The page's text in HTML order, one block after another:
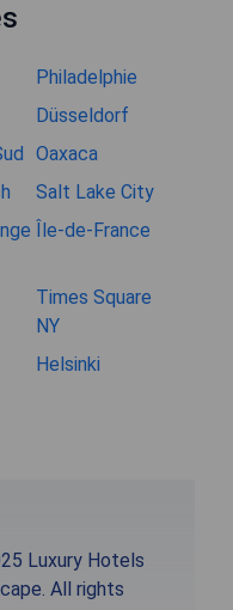
Philadelphie
Düsseldorf
Oaxaca
Salt Lake City
Île-de-France
Times Square
NY
Helsinki
Luxury Hotels
All rights